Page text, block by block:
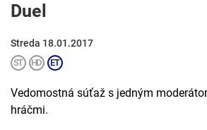
Duel
Streda 18.01.2017
Vedomostná súťaž s jedným
hráčmi.